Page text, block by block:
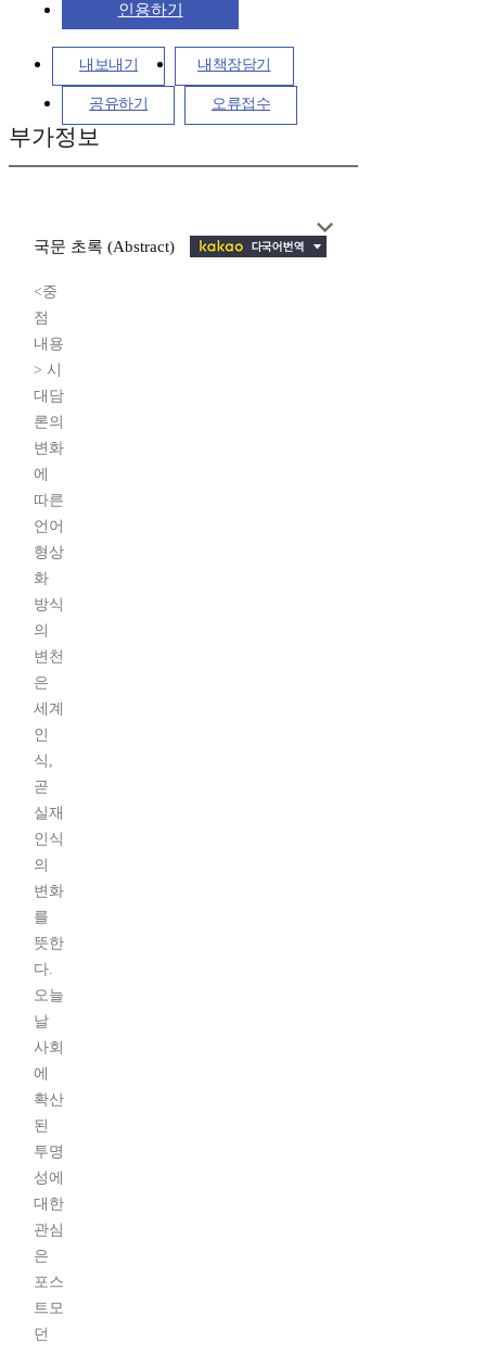
인용하기
내보내기 내책장담기
공유하기 오류접수
부가정보
국문 초록 (Abstract)
<중
점
내용
> 시
대담
론의
변화
에
따른
언어
형상
화
방식
의
변천
은
세계
인
식,
곧
실재
인식
의
변화
를
뜻한
다.
오늘
날
사회
에
확산
된
투명
성에
대한
관심
은
포스
트모
던